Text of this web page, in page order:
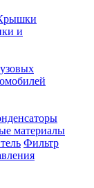
и
материалы
Фильтр